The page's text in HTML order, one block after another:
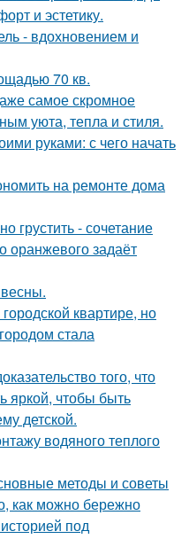
и эстетику.
- вдохновением и
70 кв.
самое скромное
уюта, тепла и стиля.
руками: с чего начать
на ремонте дома
грустить - сочетание
оранжевого задаёт
квартире, но
стала
того, что
яркой, чтобы быть
детской.
водяного теплого
методы и советы
как можно бережно
под